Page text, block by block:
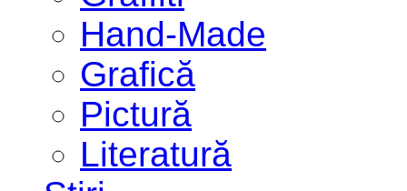
Hand-Made
Grafică
Pictură
Literatură